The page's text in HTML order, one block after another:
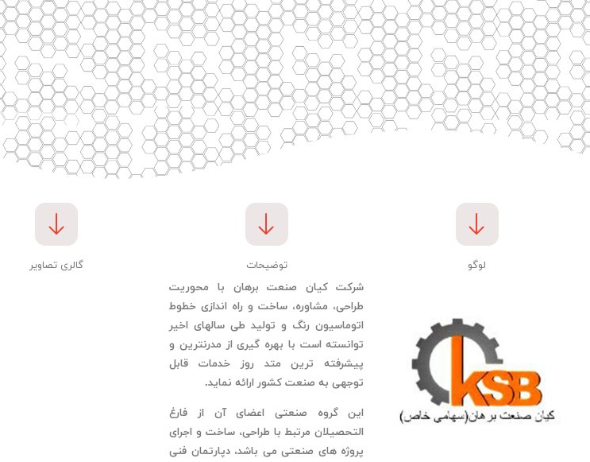
لوگو توضیحات
شرکت کیان صنعت برهان با محوریت
طراحی، مشاوره، ساخت و راه اندازی خطوط
اتوماسیون رنگ و تولید طی سالهای اخیر
توانسته است با بهره گیری از مدرنترین و
پیشرفته ترین متد روز خدمات قابل
توجهی به صنعت کشور ارائه نماید.
این گروه صنعتی اعضای آن از فارغ
التحصیلان مرتبط با طراحی، ساخت و اجرای
پروژه های صنعتی می باشد، دپارتمان فنی
گالری تصاویر